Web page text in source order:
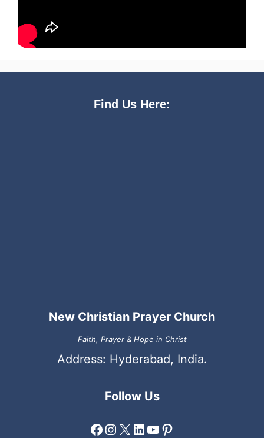
Find Us Here:
New Christian Prayer Church
Faith, Prayer & Hope in Christ
Address: Hyderabad, India.
Follow Us
Facebook
Instagram
X LinkedIn
YouTube
Pinterest